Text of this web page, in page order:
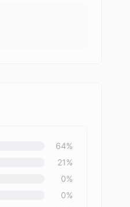
64%
21%
0%
0%